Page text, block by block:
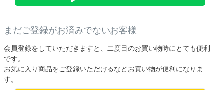
まだご登録がお済みでないお客様
会員登録をしていただきますと、二度目のお買い物時にとても便利
です。
お気に入り商品をご登録いただけるなどお買い物が便利になりま
す。